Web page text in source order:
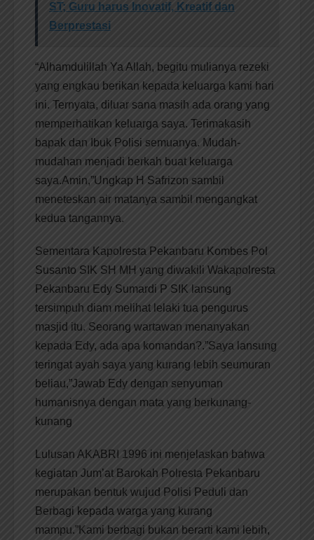
ST; Guru harus Inovatif, Kreatif dan
Berprestasi
“Alhamdulillah Ya Allah, begitu mulianya rezeki
yang engkau berikan kepada keluarga kami hari
ini. Ternyata, diluar sana masih ada orang yang
memperhatikan keluarga saya. Terimakasih
bapak dan Ibuk Polisi semuanya. Mudah-
mudahan menjadi berkah buat keluarga
saya.Amin,”Ungkap H Safrizon sambil
meneteskan air matanya sambil mengangkat
kedua tangannya.
Sementara Kapolresta Pekanbaru Kombes Pol
Susanto SIK SH MH yang diwakili Wakapolresta
Pekanbaru Edy Sumardi P SIK lansung
tersimpuh diam melihat lelaki tua pengurus
masjid itu. Seorang wartawan menanyakan
kepada Edy, ada apa komandan?.”Saya lansung
teringat ayah saya yang kurang lebih seumuran
beliau,”Jawab Edy dengan senyuman
humanisnya dengan mata yang berkunang-
kunang
Lulusan AKABRI 1996 ini menjelaskan bahwa
kegiatan Jum’at Barokah Polresta Pekanbaru
merupakan bentuk wujud Polisi Peduli dan
Berbagi kepada warga yang kurang
mampu.”Kami berbagi bukan berarti kami lebih,